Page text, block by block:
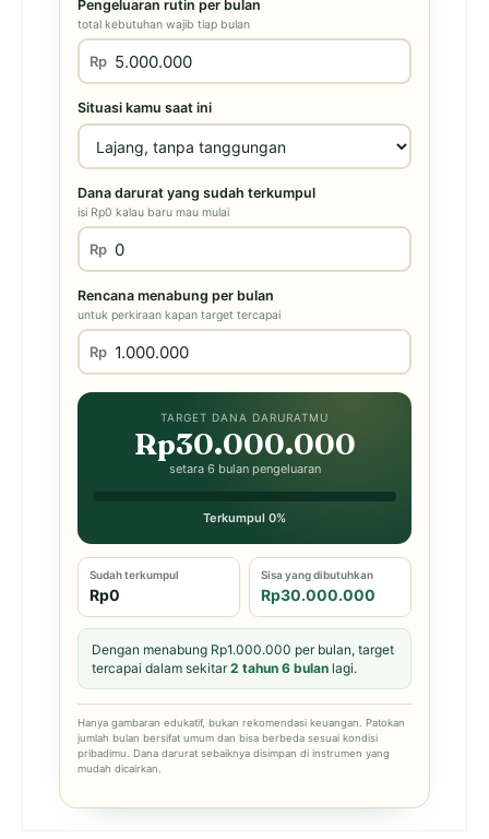
Pengeluaran rutin per bulan
total kebutuhan wajib tiap bulan
Rp
Situasi kamu saat ini
Dana darurat yang sudah terkumpul
isi Rp0 kalau baru mau mulai
Rp
Rencana menabung per bulan
untuk perkiraan kapan target tercapai
Rp
TARGET DANA DARURATMU
Rp30.000.000
setara 6 bulan pengeluaran
Terkumpul 0%
Sudah terkumpul
Rp0
Sisa yang dibutuhkan
Rp30.000.000
Dengan menabung Rp1.000.000 per bulan, target
tercapai dalam sekitar2 tahun 6 bulan lagi.
Hanya gambaran edukatif, bukan rekomendasi keuangan. Patokan
jumlah bulan bersifat umum dan bisa berbeda sesuai kondisi
pribadimu. Dana darurat sebaiknya disimpan di instrumen yang
mudah dicairkan.